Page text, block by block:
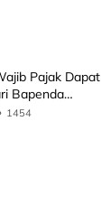
Pajak Dapat
Bapenda
1454